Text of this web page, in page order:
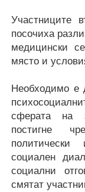
Участниците
посочиха
медицински
място и
Необходимо е
сферата на
постигне
политически
социален
социални
смятат